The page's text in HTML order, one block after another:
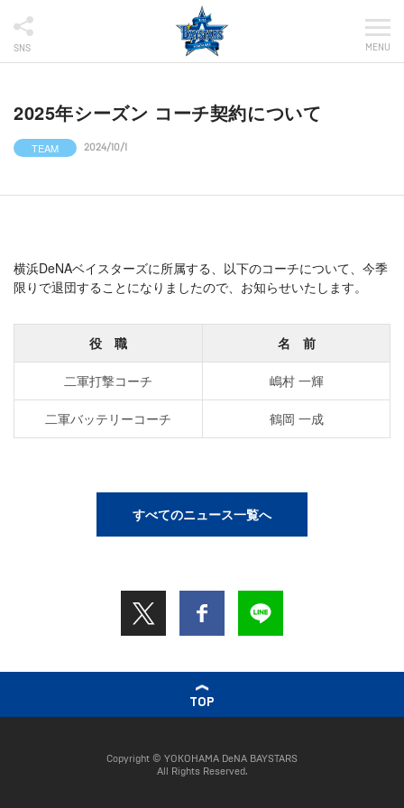
SNS MENU
2025年シーズン コーチ契約について
TEAM 2024/10/1
横浜DeNAベイスターズに所属する、以下のコーチについて、今季
限りで退団することになりましたので、お知らせいたします。
役 職 名 前
二軍打撃コーチ 嶋村 一輝
二軍バッテリーコーチ 鶴岡 一成
すべてのニュース一覧へ
TOP
Copyright © YOKOHAMA DeNA BAYSTARS
All Rights Reserved.